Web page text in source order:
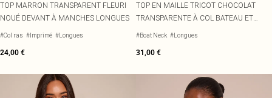
TOP MARRON TRANSPARENT FLEURI
NOUÉ DEVANT À MANCHES LONGUES
#Col ras #Imprimé #Longues
24,00 €
TOP EN MAILLE TRICOT CHOCOLAT
TRANSPARENTE À COL BATEAU ET
MANCHES LONGUES
#Boat Neck #Longues
31,00 €